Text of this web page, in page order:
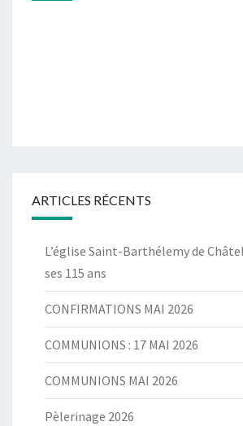
ARTICLES RÉCENTS
L’église Saint-Barthélemy de
ses 115 ans
CONFIRMATIONS MAI 2026
COMMUNIONS : 17 MAI 2026
COMMUNIONS MAI 2026
Pèlerinage 2026